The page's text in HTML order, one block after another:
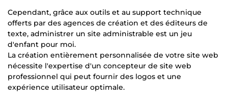
Cependant, grâce aux outils et au support technique
offerts par des agences de création et des éditeurs de
texte, administrer un site administrable est un jeu
d'enfant pour moi.
La création entièrement personnalisée de votre site web
nécessite l'expertise d'un concepteur de site web
professionnel qui peut fournir des logos et une
expérience utilisateur optimale.